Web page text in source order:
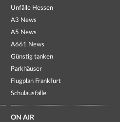
Unfälle Hessen
A3 News
A5 News
A661 News
Günstig tanken
Parkhäuser
Flugplan Frankfurt
Schulausfälle
ON AIR